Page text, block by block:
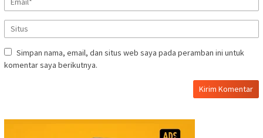
Simpan nama, email, dan situs web saya pada peramban ini untuk
komentar saya berikutnya.